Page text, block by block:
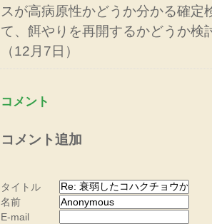
スが高病原性かどうか分かる確定
て、餌やりを再開するかどうか検
（12月7日）
コメント
コメント追加
タイトル
名前
E-mail